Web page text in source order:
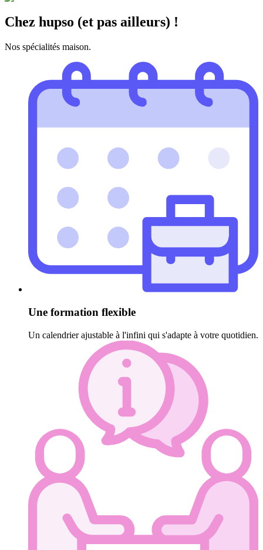
Chez hupso (et pas ailleurs) !
Nos spécialités maison.
Une formation flexible
Un calendrier ajustable à l'infini qui s'adapte à votre quotidien.